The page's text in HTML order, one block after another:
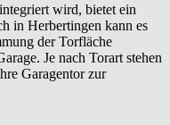
wird, bietet ein
in Herbertingen kann es
der Torfläche
Je nach Torart stehen
Garagentor zur